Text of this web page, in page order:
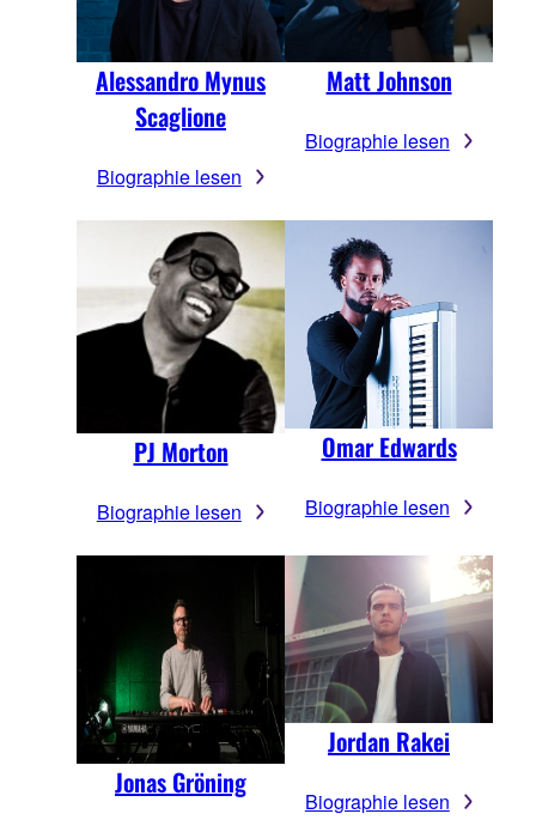
Alessandro Mynus
Scaglione
Biographie lesen
Matt Johnson
Biographie lesen
PJ Morton
Biographie lesen
Omar Edwards
Biographie lesen
Jonas Gröning
Jordan Rakei
Biographie lesen